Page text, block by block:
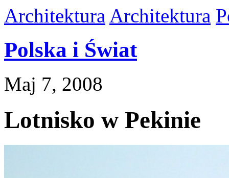
Architektura Architektura
Polska i Świat
Maj 7, 2008
Lotnisko w Pekinie